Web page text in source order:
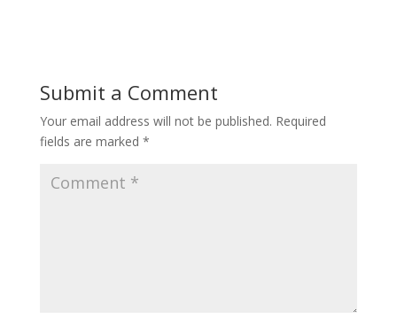
Submit a Comment
Your email address will not be published. Required
fields are marked *